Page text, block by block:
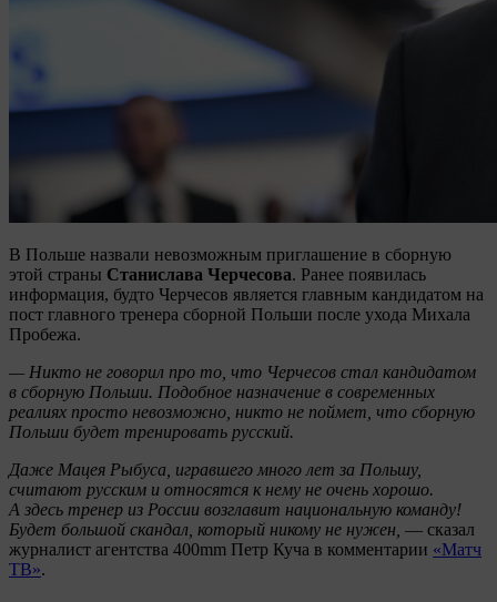
В Польше назвали невозможным приглашение в сборную
этой страны Станислава Черчесова. Ранее появилась
информация, будто Черчесов является главным кандидатом на
пост главного тренера сборной Польши после ухода Михала
Пробежа.
— Никто не говорил про то, что Черчесов стал кандидатом
в сборную Польши. Подобное назначение в современных
реалиях просто невозможно, никто не поймет, что сборную
Польши будет тренировать русский.
Даже Мацея Рыбуса, игравшего много лет за Польшу,
считают русским и относятся к нему не очень хорошо.
А здесь тренер из России возглавит национальную команду!
Будет большой скандал, который никому не нужен, — сказал
журналист агентства 400mm Петр Куча в комментарии «Матч
ТВ».